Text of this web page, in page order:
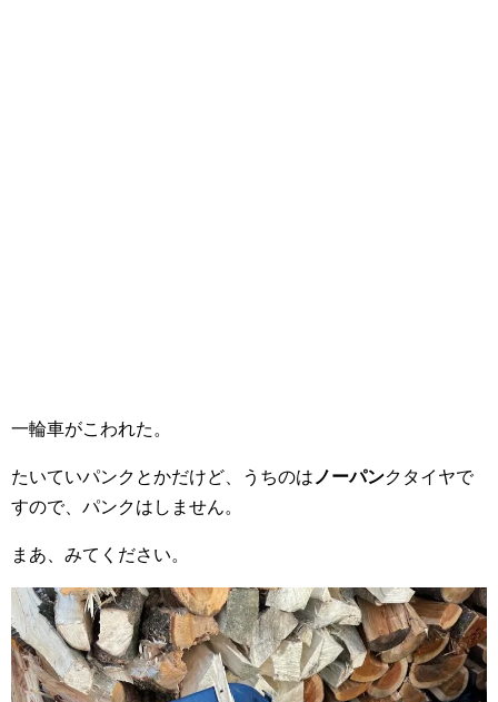
一輪車がこわれた。
たいていパンクとかだけど、うちのは ノーパンクタイヤで
すので、パンクはしません。
まあ、みてください。